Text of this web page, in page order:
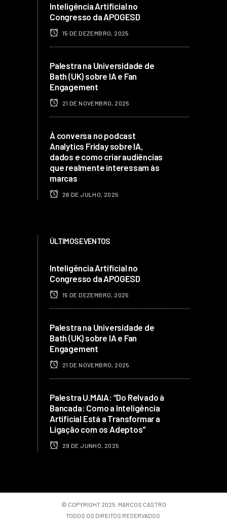
Inteligência Artificial no
Congresso da APOGESD
15 DE DEZEMBRO, 2025
Palestra na Universidade de
Bath (UK) sobre IA e Fan
Engagement
21 DE NOVEMBRO, 2025
À conversa no podcast
Analytics Friday sobre IA,
dados e como criar audiências
que realmente interessam às
marcas
26 DE JULHO, 2025
ÚLTIMOS EVENTOS
Inteligência Artificial no
Congresso da APOGESD
15 DE DEZEMBRO, 2025
Palestra na Universidade de
Bath (UK) sobre IA e Fan
Engagement
21 DE NOVEMBRO, 2025
Palestra U.MAIA: “Do Relvado à
Bancada: Como a Inteligência
Artificial Está a Transformar a
Ligação com os Adeptos”
29 DE JUNHO, 2025
© COPYRIGHT 2025. MARCOS CASTRO
TODOS OS DIREITOS RESERVADOS.